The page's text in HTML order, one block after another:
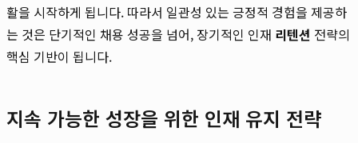
활을 시작하게 됩니다. 따라서 일관성 있는 긍정적 경험을 제공하
는 것은 단기적인 채용 성공을 넘어, 장기적인 인재 리텐션 전략의
핵심 기반이 됩니다.
지속 가능한 성장을 위한 인재 유지 전략